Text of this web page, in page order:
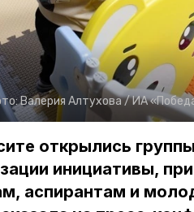
Валерия Алтухова /ИА
открылись
инициативы,
аспирантам и